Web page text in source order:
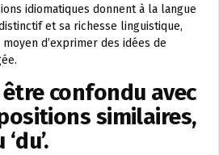
idiomatiques donnent à la langue
et sa richesse linguistique,
d’exprimer des idées de
confondu avec
similaires,